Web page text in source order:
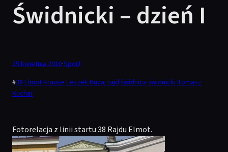
Świdnicki – dzień I
25 kwietnia 2010·Sport
#38ElmotKrauseLeszek Kuzaj rajdświdnicaświdnickiTomasz
Kuchar
Fotorelacja z linii startu 38 Rajdu Elmot.